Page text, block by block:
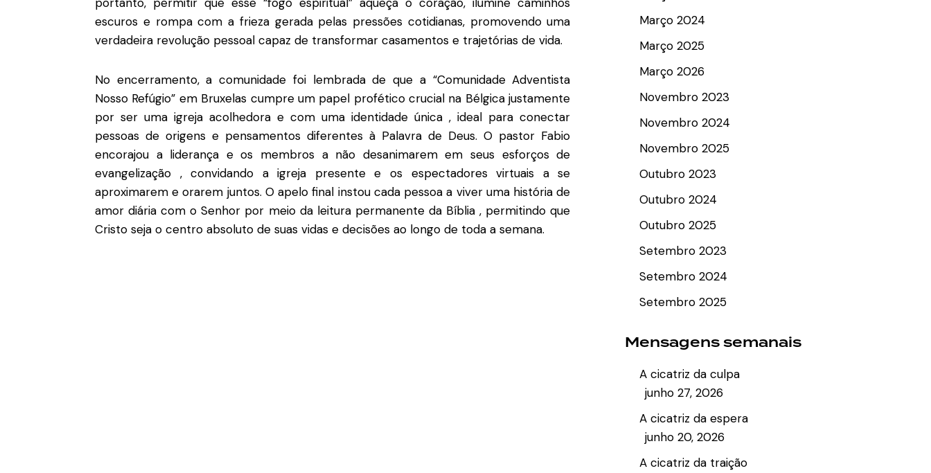
escuros e rompa com a frieza gerada pelas pressões cotidianas, promovendo uma
verdadeira revolução pessoal capaz de transformar casamentos e trajetórias de vida.
No encerramento, a comunidade foi lembrada de que a “Comunidade Adventista
Nosso Refúgio” em Bruxelas cumpre um papel profético crucial na Bélgica justamente
por ser uma igreja acolhedora e com uma identidade única, ideal para conectar
pessoas de origens e pensamentos diferentes à Palavra de Deus.O pastor Fabio
encorajou a liderança e os membros a não desanimarem em seus esforços de
evangelização , convidando a igreja presente e os espectadores virtuais a se
aproximarem e orarem juntos. O apelo final instou cada pessoa a viver uma história de
amor diária com o Senhor por meio da leitura permanente da Bíblia, permitindo que
Cristo seja o centro absoluto de suas vidas e decisões ao longo de toda a semana.
Março 2024
Março 2025
Março 2026
Novembro 2023
Novembro 2024
Novembro 2025
Outubro 2023
Outubro 2024
Outubro 2025
Setembro 2023
Setembro 2024
Setembro 2025
Mensagens semanais
A cicatriz da culpa
junho 27, 2026
A cicatriz da espera
junho 20, 2026
A cicatriz da traição